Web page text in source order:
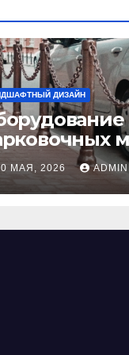
ДИЗАЙН
МАЯ, 2026 ADMIN